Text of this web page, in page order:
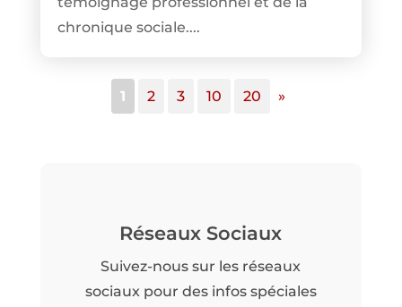
chronique sociale....
1 2 3 10 20 »
Réseaux Sociaux
Suivez-nous sur les réseaux
sociaux pour des infos spéciales